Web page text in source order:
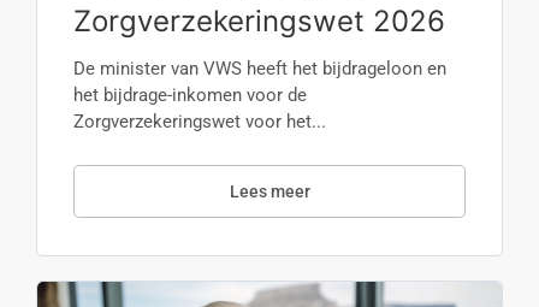
Zorgverzekeringswet 2026
De minister van VWS heeft het bijdrageloon en
het bijdrage-inkomen voor de
Zorgverzekeringswet voor het...
Lees meer